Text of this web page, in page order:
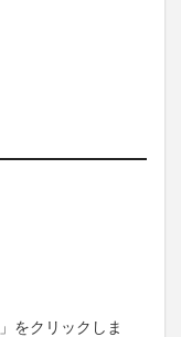
」をクリックしま